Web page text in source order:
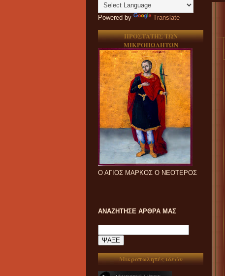
Powered by Translate
ΠΡΟΣΤΑΤΗΣ ΤΩΝ
ΜΙΚΡΟΠΩΛΗΤΩΝ
Ο ΑΓΙΟΣ ΜΑΡΚΟΣ Ο ΝΕΟΤΕΡΟΣ
ΑΝΑΖΗΤΗΣΕ ΑΡΘΡΑ ΜΑΣ
Μικροπωλητές ιδεών